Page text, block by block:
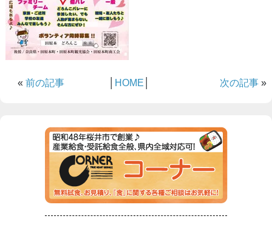
« 前の記事 HOME 次の記事 »